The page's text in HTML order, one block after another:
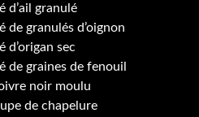
d’ail granulé
de granulés d’oignon
d’origan sec
de graines de fenouil
noir moulu
de chapelure